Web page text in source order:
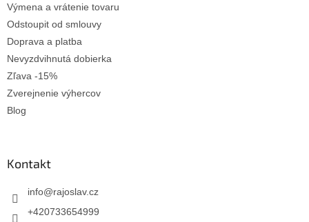
Výmena a vrátenie tovaru
Odstoupit od smlouvy
Doprava a platba
Nevyzdvihnutá dobierka
Zľava -15%
Zverejnenie výhercov
Blog
Kontakt
info@rajoslav.cz
+420733654999